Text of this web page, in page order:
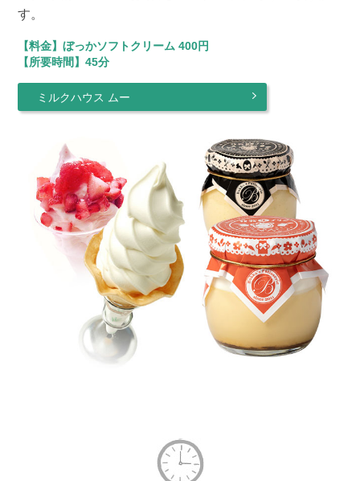
す。
【料金】ぼっかソフトクリーム 400円
【所要時間】45分
ミルクハウス ムー